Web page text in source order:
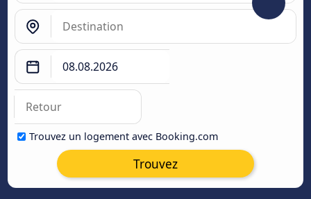
Trouvez un logement avec Booking.com
Trouvez